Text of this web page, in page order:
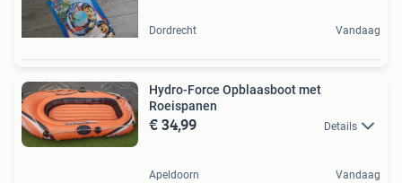
Dordrecht Vandaag
Hydro-Force Opblaasboot met
Roeispanen
€ 34,99 Details
Apeldoorn Vandaag